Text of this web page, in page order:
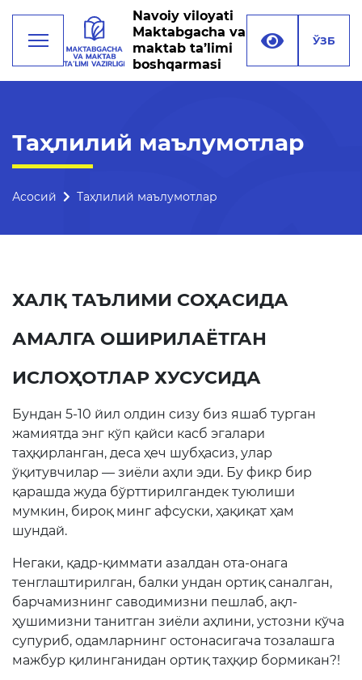
Бошқарма тузилмаси
Халқаро алоқалар
Очиқ мажлислар ўтказиш
Таълим
Таҳлилий маълумотлар
Таълимга доир терминлар
Ҳисоботлар
Интерактив хизматлар
Электрон кундалик
Navoiy viloyati
Maktabgacha va
maktab ta’limi
boshqarmasi
ЎЗБ
Таҳлилий маълумотлар
Асосий Таҳлилий маълумотлар
ХАЛҚ ТАЪЛИМИ СОҲАСИДА
АМАЛГА ОШИРИЛАЁТГАН
ИСЛОҲОТЛАР ХУСУСИДА
Бундан 5-10 йил олдин сизу биз яшаб турган
жамиятда энг кўп қайси касб эгалари
таҳқирланган, деса ҳеч шубҳасиз, улар
ўқитувчилар — зиёли аҳли эди. Бу фикр бир
қарашда жуда бўрттирилгандек туюлиши
мумкин, бироқ минг афсуски, ҳақиқат ҳам
шундай.
Негаки, қадр-қиммати азалдан ота-онага
тенглаштирилган, балки ундан ортиқ саналган,
барчамизнинг саводимизни пешлаб, ақл-
ҳушимизни танитган зиёли аҳлини, устозни кўча
супуриб, одамларнинг остонасигача тозалашга
мажбур қилинганидан ортиқ таҳқир бормикан?!